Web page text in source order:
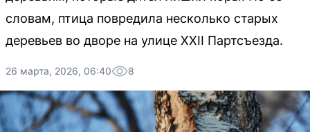
словам, птица повредила несколько старых
деревьев во дворе на улице XXII Партсъезда.
26 марта, 2026, 06:40 8